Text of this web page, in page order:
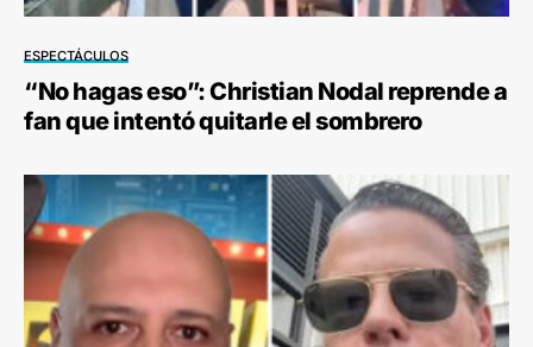
ESPECTÁCULOS
“No hagas eso”: Christian Nodal reprende a
fan que intentó quitarle el sombrero